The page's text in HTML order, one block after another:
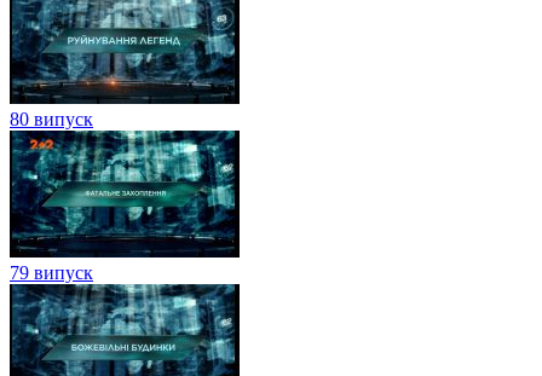
80 випуск
79 випуск